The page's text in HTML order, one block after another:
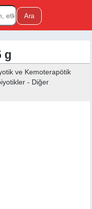
g
ve Kemoterapötik
- Diğer